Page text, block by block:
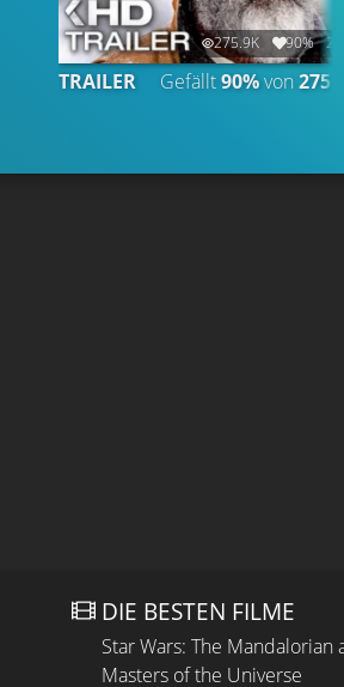
275.9K 90% 2:32
TRAILER Gefällt90%von
DIE BESTEN FILME
Star Wars: The Mandalorian
Masters of the Universe